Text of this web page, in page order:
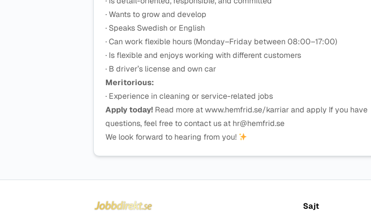
· Wants to grow and develop
· Speaks Swedish or English
· Can work flexible hours (Monday–Friday between 08:00–17:00)
· Is flexible and enjoys working with different customers
· B driver’s license and own car
Meritorious:
· Experience in cleaning or service-related jobs
Apply today! Read more at www.hemfrid.se/karriar and apply If you have
questions, feel free to contact us at hr@hemfrid.se
We look forward to hearing from you!
Sajt